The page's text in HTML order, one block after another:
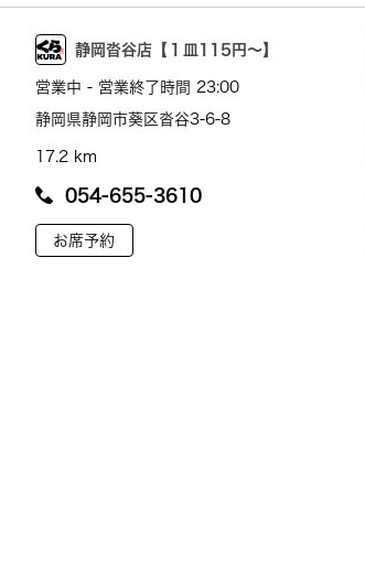
静岡沓谷店【１皿115円～】
営業中 - 営業終了時間 23:00
静岡県静岡市葵区沓谷3-6-8
17.2 km
054-655-3610
お席予約